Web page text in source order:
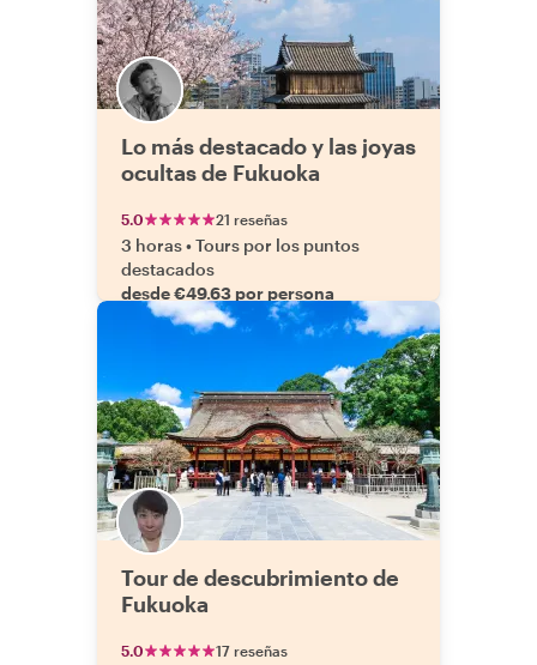
Lo más destacado y las joyas
ocultas de Fukuoka
5.0 21 reseñas
3 horas•Tours por los puntos
destacados
desde €49.63 por persona
Tour de descubrimiento de
Fukuoka
5.0 17 reseñas